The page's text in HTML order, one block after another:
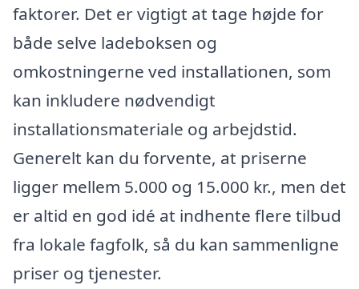
faktorer. Det er vigtigt at tage højde for
både selve ladeboksen og
omkostningerne ved installationen, som
kan inkludere nødvendigt
installationsmateriale og arbejdstid.
Generelt kan du forvente, at priserne
ligger mellem 5.000 og 15.000 kr., men det
er altid en god idé at indhente flere tilbud
fra lokale fagfolk, så du kan sammenligne
priser og tjenester.